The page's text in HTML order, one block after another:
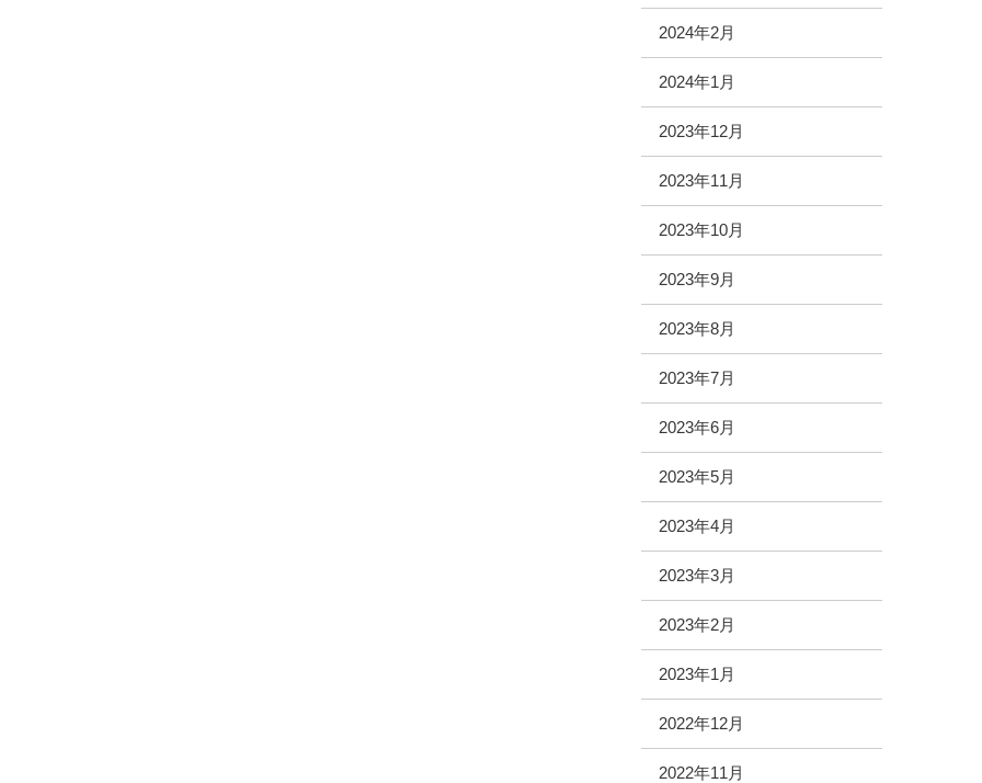
2024年2月
2024年1月
2023年12月
2023年11月
2023年10月
2023年9月
2023年8月
2023年7月
2023年6月
2023年5月
2023年4月
2023年3月
2023年2月
2023年1月
2022年12月
2022年11月